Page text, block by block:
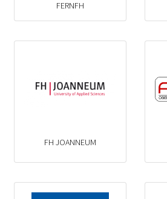
FERNFH
FH JOANNEUM